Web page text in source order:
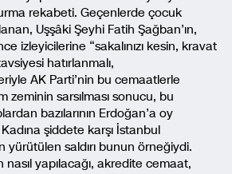
rekabeti. Geçenlerde çocuk
Uşşâki Şeyhi Fatih Şağban’ın,
izleyicilerine “sakalınızı kesin, kravat
hatırlanmalı,
AK Parti’nin bu cemaatlerle
zeminin sarsılması sonucu, bu
bazılarının Erdoğan’a oy
şiddete karşı İstanbul
yürütülen saldırı bunun örneğiydi.
nasıl yapılacağı, akredite cemaat,